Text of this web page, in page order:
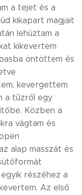
a tejet és a
kikapart magjait
lehúztam a
kikevertem
öntöttem és
kevergettem
a tűzről egy
Közben a
vágtam és
alap masszát és
részéhez a
Az első